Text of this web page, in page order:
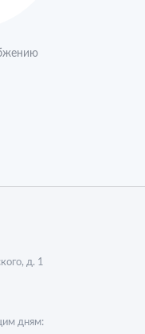
д. 1
дням: